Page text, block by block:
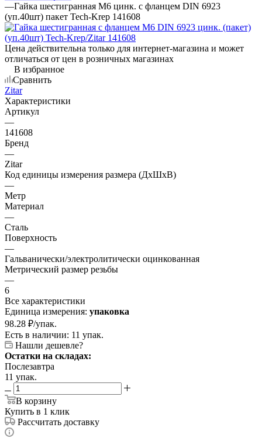
—Гайка шестигранная М6 цинк. с фланцем DIN 6923
(уп.40шт) пакет Tech-Krep 141608
Цена действительна только для интернет-магазина и может
отличаться от цен в розничных магазинах
В избранное
Сравнить
Zitar
Характеристики
Артикул
—
141608
Бренд
—
Zitar
Код единицы измерения размера (ДхШхВ)
—
Метр
Материал
—
Сталь
Поверхность
—
Гальванически/электролитически оцинкованная
Метрический размер резьбы
—
6
Все характеристики
Единица измерения: упаковка
98.28 ₽/упак.
Есть в наличии: 11 упак.
Нашли дешевле?
Остатки на складах:
Послезавтра
11 упак.
В корзину
Купить в 1 клик
Рассчитать доставку